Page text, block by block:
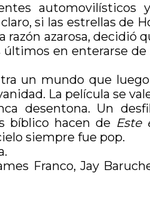
automovilísticos
si las estrellas de
razón azarosa, decidió
en enterarse
un mundo que
La película se
desentona. Un
bíblico hacen de Este
siempre fue pop.
Franco, Jay